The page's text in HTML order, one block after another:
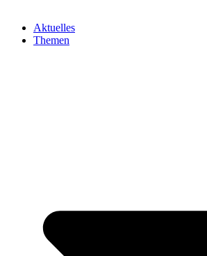
Aktuelles
Themen